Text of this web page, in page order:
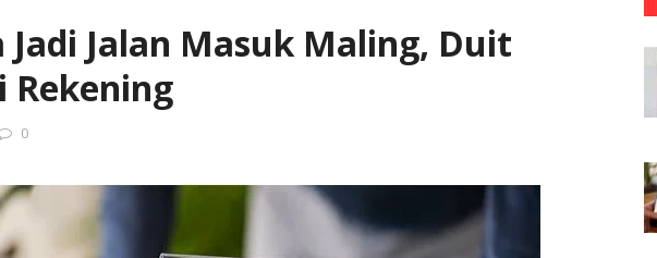
Jadi Jalan Masuk Maling, Duit
Rekening
0